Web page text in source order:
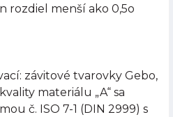
rozdiel menší ako 0,5o
závitové tvarovky Gebo,
materiálu „A“ sa
č. ISO 7-1 (DIN 2999) s